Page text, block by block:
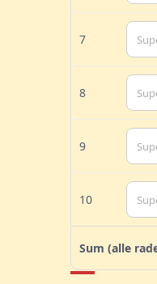
7
8
9
10
Sum (alle